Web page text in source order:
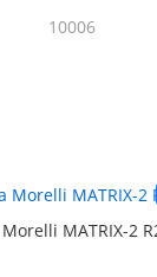
10006
MATRIX-2